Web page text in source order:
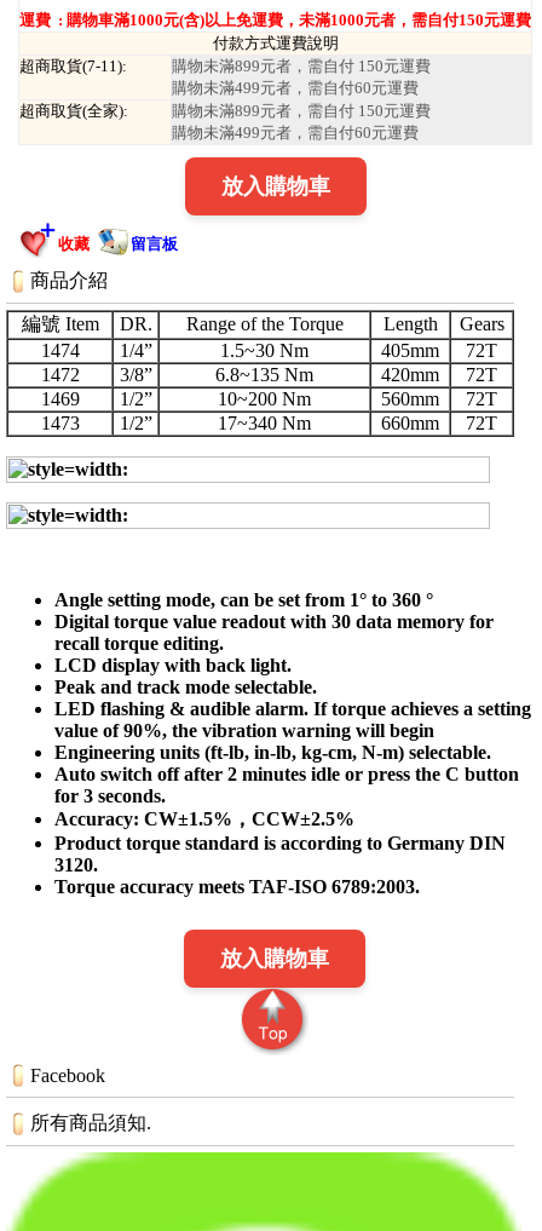
運費 : 購物車滿1000元(含)以上免運費，未滿1000元者，需自付150元運費
付款方式運費說明
超商取貨(7-11):
購物未滿899元者，需自付 150元運費
購物未滿499元者，需自付60元運費
超商取貨(全家):
購物未滿899元者，需自付 150元運費
購物未滿499元者，需自付60元運費
放入購物車
收藏 留言板
商品介紹
編號 Item DR. Range of the Torque Length
Gears
1474
1/4” 1.5~30 Nm 405mm
72T
1472
3/8” 6.8~135 Nm 420mm
72T
1469
1/2” 10~200 Nm 560mm
72T
1473
1/2” 17~340 Nm 660mm 72T
Angle setting mode, can be set from 1° to 360 °
Digital torque value readout with 30 data memory for
recall torque editing.
LCD display with back light.
Peak and track mode selectable.
LED flashing & audible alarm. If torque achieves a setting
value of 90%, the vibration warning will begin
Engineering units (ft-lb, in-lb, kg-cm, N-m) selectable.
Auto switch off after 2 minutes idle or press the C button
for 3 seconds.
Accuracy: CW±1.5%，CCW±2.5%
Product torque standard is according to Germany DIN
3120.
Torque accuracy meets TAF-ISO 6789:2003.
放入購物車
Facebook
所有商品須知.